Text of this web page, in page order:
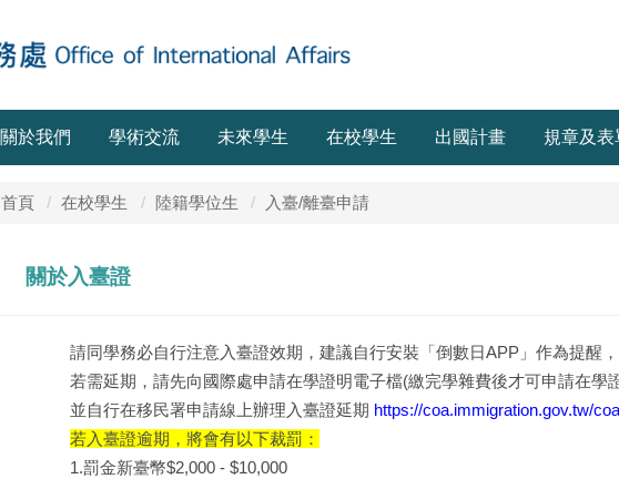
關於我們 學術交流 未來學生 在校學生 出國計畫 規章及表
首頁 在校學生 陸籍學位生 入臺/離臺申請
關於入臺證
請同學務必自行注意入臺證效期，建議自行安裝「倒數日APP」作為提醒，
若需延期，請先向國際處申請在學證明電子檔(繳完學雜費後才可申請在學
並自行在移民署申請線上辦理入臺證延期 https://coa.immigration.gov.tw/
若入臺證逾期，將會有以下裁罰：
1.罰金新臺幣$2,000 - $10,000